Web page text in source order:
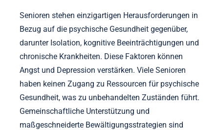
Senioren stehen einzigartigen Herausforderungen in
Bezug auf die psychische Gesundheit gegenüber,
darunter Isolation, kognitive Beeinträchtigungen und
chronische Krankheiten. Diese Faktoren können
Angst und Depression verstärken. Viele Senioren
haben keinen Zugang zu Ressourcen für psychische
Gesundheit, was zu unbehandelten Zuständen führt.
Gemeinschaftliche Unterstützung und
maßgeschneiderte Bewältigungsstrategien sind